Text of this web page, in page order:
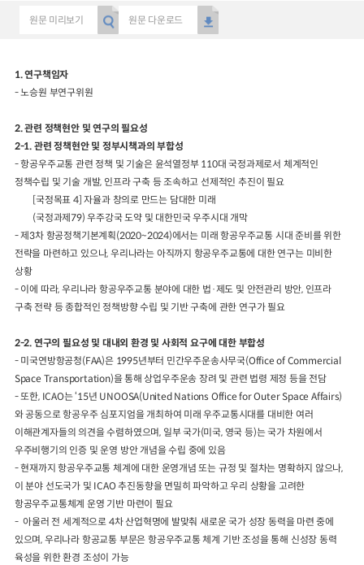
#Commercial Space Transport
#Future Strategy
원문 미리보기 원문 다운로드
1. 연구책임자
- 노승원 부연구위원
2. 관련 정책현안 및 연구의 필요성
2-1. 관련 정책현안 및 정부시책과의 부합성
- 항공우주교통 관련 정책 및 기술은 윤석열정부 110대 국정과제로서 체계적인
정책수립 및 기술 개발, 인프라 구축 등 조속하고 선제적인 추진이 필요
[국정목표 4] 자율과 창의로 만드는 담대한 미래
(국정과제79) 우주강국 도약 및 대한민국 우주시대 개막
- 제3차 항공정책기본계획(2020~2024)에서는 미래 항공우주교통 시대 준비를 위한
전략을 마련하고 있으나, 우리나라는 아직까지 항공우주교통에 대한 연구는 미비한
상황
- 이에 따라, 우리나라 항공우주교통 분야에 대한 법·제도 및 안전관리 방안, 인프라
구축 전략 등 종합적인 정책방향 수립 및 기반 구축에 관한 연구가 필요
2-2. 연구의 필요성 및 대내외 환경 및 사회적 요구에 대한 부합성
- 미국연방항공청(FAA)은 1995년부터 민간우주운송사무국(Office of Commercial
Space Transportation)을 통해 상업우주운송 장려 및 관련 법령 제정 등을 전담
- 또한, ICAO는 ‘15년 UNOOSA(United Nations Office for Outer Space Affairs)
와 공동으로 항공우주 심포지엄을 개최하여 미래 우주교통시대를 대비한 여러
이해관계자들의 의견을 수렴하였으며, 일부 국가(미국, 영국 등)는 국가 차원에서
우주비행기의 인증 및 운영 방안 개념을 수립 중에 있음
- 현재까지 항공우주교통 체계에 대한 운영개념 또는 규정 및 절차는 명확하지 않으나,
이 분야 선도국가 및 ICAO 추진동향을 면밀히 파악하고 우리 상황을 고려한
항공우주교통체계 운영 기반 마련이 필요
- 아울러 전 세계적으로 4차 산업혁명에 발맞춰 새로운 국가 성장 동력을 마련 중에
있으며, 우리나라 항공교통 부문은 항공우주교통 체계 기반 조성을 통해 신성장 동력
육성을 위한 환경 조성이 가능
2024년 국가교통조사 및 분석
전국여객OD 여객통행량
통행발생모형
권역별통행지표
사회경제지표
교통수요예측
2024.12.31
2025.09.30